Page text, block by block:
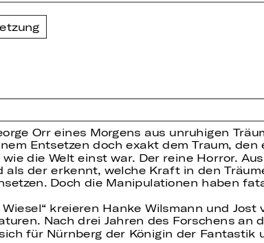
Orr eines Morgens aus unruhigen
Entsetzen doch exakt dem Traum,
die Welt einst war. Der reine Horror.
als der erkennt, welche Kraft in den
Doch die Manipulationen haben
Wiesel“ kreieren Hanke Wilsmann und
Nach drei Jahren des Forschens
für Nürnberg der Königin der